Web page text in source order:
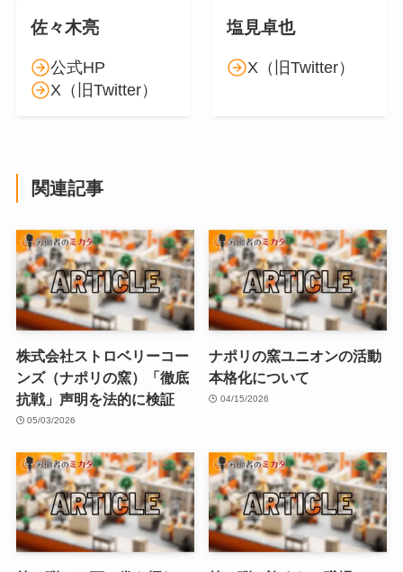
佐々木亮
公式HP
X（旧Twitter）
塩見卓也
X（旧Twitter）
関連記事
株式会社ストロベリーコー
ンズ（ナポリの窯）「徹底
抗戦」声明を法的に検証
05/03/2026
ナポリの窯ユニオンの活動
本格化について
04/15/2026